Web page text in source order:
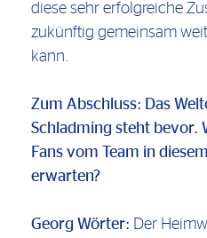
diese sehr erfolgreiche
zukünftig gemeinsam
kann.
Zum Abschluss: Das
Schladming steht bevor.
Fans vom Team in
erwarten?
Georg Wörter: Der